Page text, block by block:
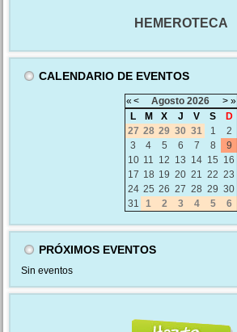
HEMEROTECA
CALENDARIO DE EVENTOS
« < Agosto 2026 > »
L
M X J V S
D
27 28 29 30 31 1
2
3
4 5 6 7 8
9
10 11 12 13 14 15 16
17 18 19 20 21 22 23
24 25 26 27 28 29 30
31
1 2 3 4 5 6
PRÓXIMOS EVENTOS
Sin eventos